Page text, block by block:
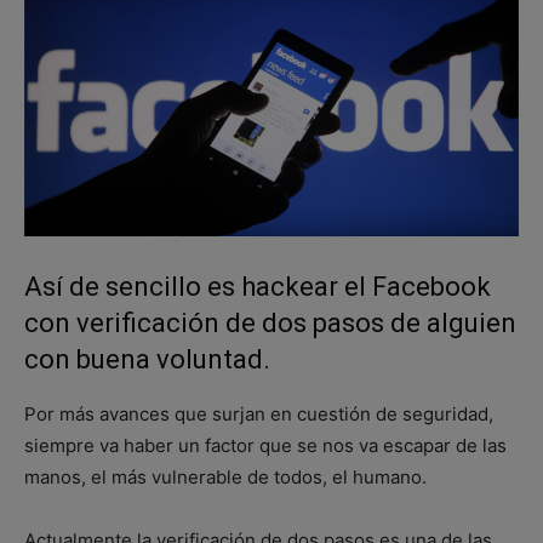
Así de sencillo es hackear el Facebook
con verificación de dos pasos de alguien
con buena voluntad.
Por más avances que surjan en cuestión de seguridad,
siempre va haber un factor que se nos va escapar de las
manos, el más vulnerable de todos, el humano.